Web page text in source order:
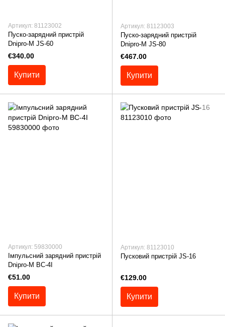
Артикул: 81123002
Пуско-зарядний пристрій
Dnipro-M JS-60
€340.00
Купити
Артикул: 81123003
Пуско-зарядний пристрій
Dnipro-M JS-80
€467.00
Купити
Артикул: 59830000
Імпульсний зарядний пристрій
Dnipro-M BC-4I
€51.00
Купити
Артикул: 81123010
Пусковий пристрій JS-16
€129.00
Купити